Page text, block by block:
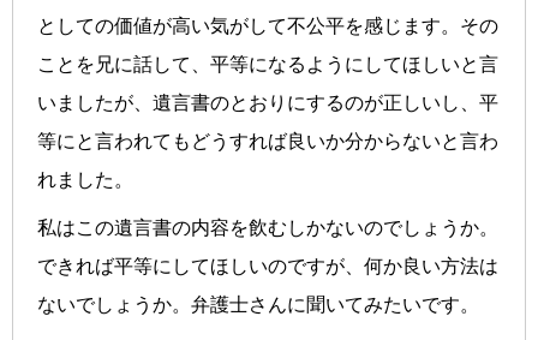
としての価値が高い気がして不公平を感じます。その
ことを兄に話して、平等になるようにしてほしいと言
いましたが、遺言書のとおりにするのが正しいし、平
等にと言われてもどうすれば良いか分からないと言わ
れました。
私はこの遺言書の内容を飲むしかないのでしょうか。
できれば平等にしてほしいのですが、何か良い方法は
ないでしょうか。弁護士さんに聞いてみたいです。